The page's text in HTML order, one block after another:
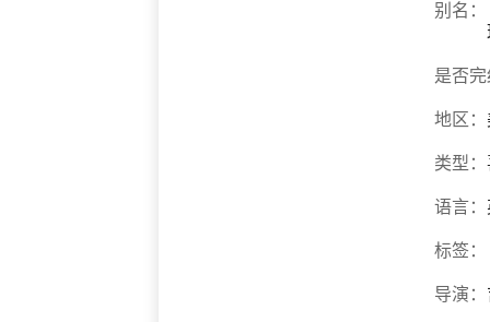
别名：
是否
地区：
类型：
语言：
标签：
导演：